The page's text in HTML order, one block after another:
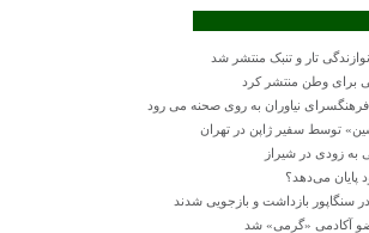
تار و تنبک منتشر شد
برای وطن منتشر کرد
نیاوران به روی صحنه می رود
توسط سفیر ژاپن در تهران
به زودی در شیراز
پایان می‌دهد؟
سنگاپور بازداشت و بازجویی شدند
آکادمی «گرمی» شد